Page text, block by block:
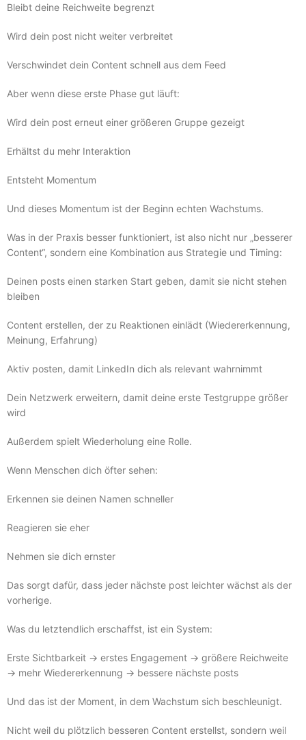
Bleibt deine Reichweite begrenzt
Wird dein post nicht weiter verbreitet
Verschwindet dein Content schnell aus dem Feed
Aber wenn diese erste Phase gut läuft:
Wird dein post erneut einer größeren Gruppe gezeigt
Erhältst du mehr Interaktion
Entsteht Momentum
Und dieses Momentum ist der Beginn echten Wachstums.
Was in der Praxis besser funktioniert, ist also nicht nur „besserer
Content“, sondern eine Kombination aus Strategie und Timing:
Deinen posts einen starken Start geben, damit sie nicht stehen
bleiben
Content erstellen, der zu Reaktionen einlädt (Wiedererkennung,
Meinung, Erfahrung)
Aktiv posten, damit LinkedIn dich als relevant wahrnimmt
Dein Netzwerk erweitern, damit deine erste Testgruppe größer
wird
Außerdem spielt Wiederholung eine Rolle.
Wenn Menschen dich öfter sehen:
Erkennen sie deinen Namen schneller
Reagieren sie eher
Nehmen sie dich ernster
Das sorgt dafür, dass jeder nächste post leichter wächst als der
vorherige.
Was du letztendlich erschaffst, ist ein System:
Erste Sichtbarkeit → erstes Engagement → größere Reichweite
→ mehr Wiedererkennung → bessere nächste posts
Und das ist der Moment, in dem Wachstum sich beschleunigt.
Nicht weil du plötzlich besseren Content erstellst, sondern weil